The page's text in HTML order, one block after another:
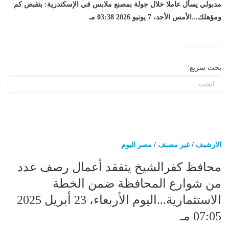
مدبولي يسأل عاملا خلال جولة بمصنع ملابس في الإسكندرية: بتقبض كم
ومؤهلك...الأمس الأحد، 7 يونيو 2026 03:38 مـ
بحث سريع:
الارشيف /غير مصنف / مصر اليوم
محافظ كفرالشيخ يتفقد أعمال رصف عدد
من شوارع المحافظة ضمن الخطة
الاستثمارية...اليوم الأربعاء، 23 أبريل 2025
07:05 مـ